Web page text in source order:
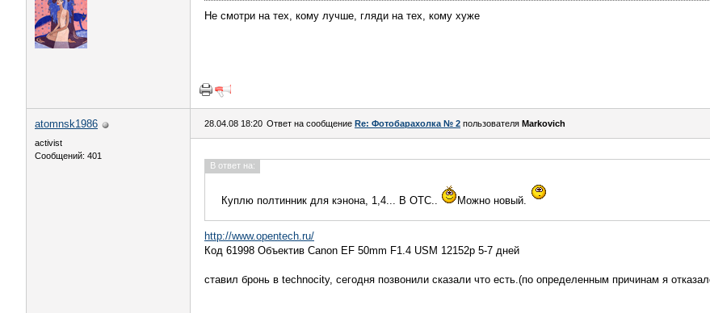
Не смотри на тех, кому лучше, гляди на тех, кому хуже
atomnsk1986
activist
Сообщений: 401
28.04.08 18:20 Ответ на сообщение Re: Фотобарахолка № 2 пользователя Markovich
В ответ на:
Куплю полтинник для кэнона, 1,4... В ОТС.. Можно новый.
http://www.opentech.ru/
Код 61998 Объектив Canon EF 50mm F1.4 USM 12152р 5-7 дней
ставил бронь в technocity, сегодня позвонили сказали что есть.(по определенным причинам я